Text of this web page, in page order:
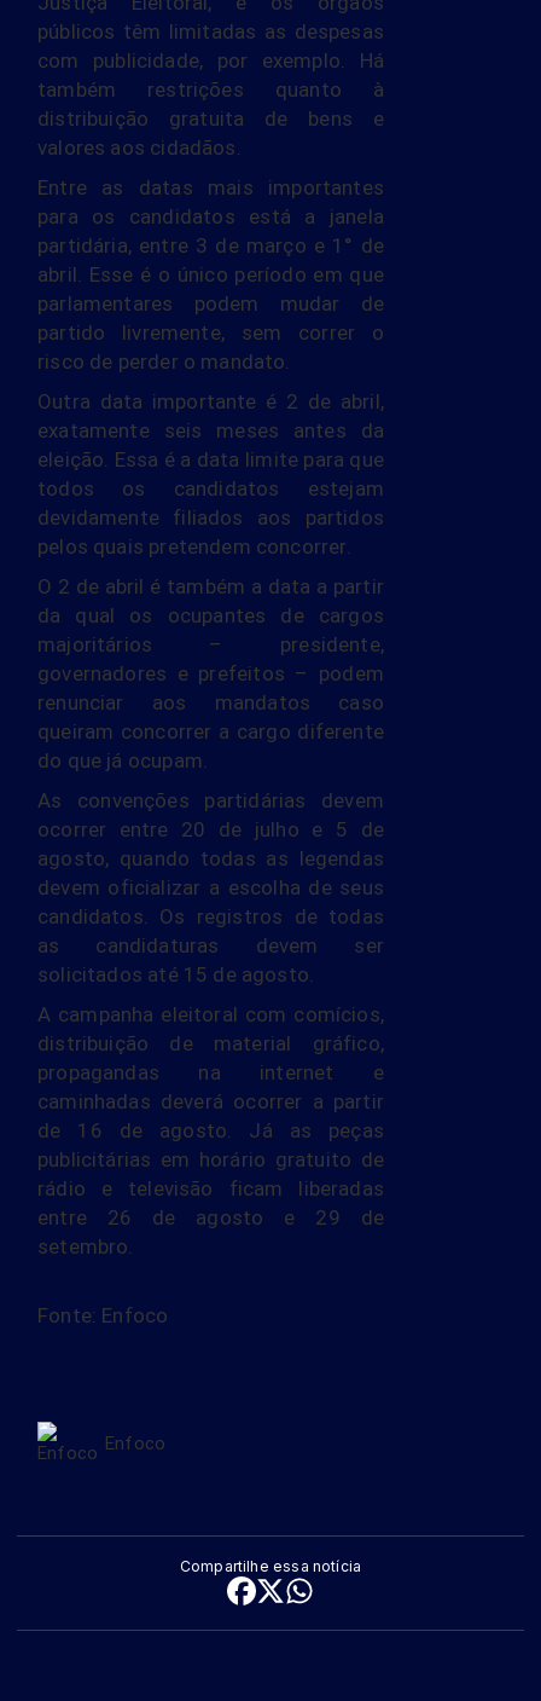
públicos têm limitadas as despesas
com publicidade, por exemplo. Há
também restrições quanto à
distribuição gratuita de bens e
valores aos cidadãos.
Entre as datas mais importantes
para os candidatos está a janela
partidária, entre 3 de março e 1° de
abril. Esse é o único período em que
parlamentares podem mudar de
partido livremente, sem correr o
risco de perder o mandato.
Outra data importante é 2 de abril,
exatamente seis meses antes da
eleição. Essa é a data limite para que
todos os candidatos estejam
devidamente filiados aos partidos
pelos quais pretendem concorrer.
O 2 de abril é também a data a partir
da qual os ocupantes de cargos
majoritários – presidente,
governadores e prefeitos – podem
renunciar aos mandatos caso
queiram concorrer a cargo diferente
do que já ocupam.
As convenções partidárias devem
ocorrer entre 20 de julho e 5 de
agosto, quando todas as legendas
devem oficializar a escolha de seus
candidatos. Os registros de todas
as candidaturas devem ser
solicitados até 15 de agosto.
A campanha eleitoral com comícios,
distribuição de material gráfico,
propagandas na internet e
caminhadas deverá ocorrer a partir
de 16 de agosto. Já as peças
publicitárias em horário gratuito de
rádio e televisão ficam liberadas
entre 26 de agosto e 29 de
setembro.
Fonte: Enfoco
Enfoco
Compartilhe essa notícia